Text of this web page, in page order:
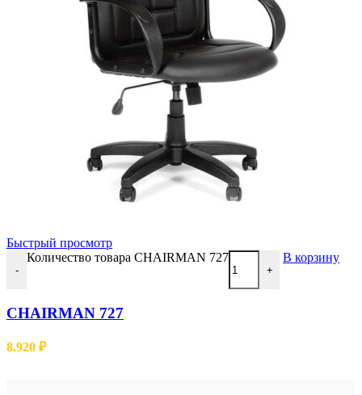
Быстрый просмотр
-
Количество товара CHAIRMAN 727
+
В корзину
CHAIRMAN 727
8.920 ₽